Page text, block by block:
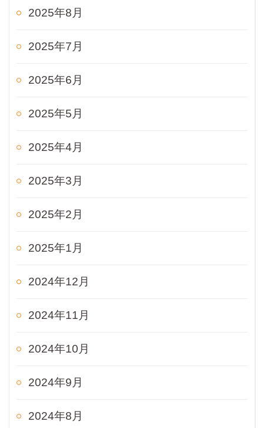
2025年8月
2025年7月
2025年6月
2025年5月
2025年4月
2025年3月
2025年2月
2025年1月
2024年12月
2024年11月
2024年10月
2024年9月
2024年8月